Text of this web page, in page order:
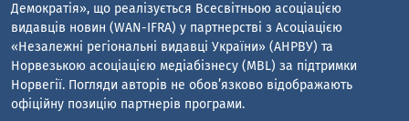
Демократія», що реалізується Всесвітньою асоціацією
видавців новин (WAN-IFRA) у партнерстві з Асоціацією
«Незалежні регіональні видавці України» (АНРВУ) та
Норвезькою асоціацією медіабізнесу (MBL) за підтримки
Норвегії. Погляди авторів не обов’язково відображають
офіційну позицію партнерів програми.